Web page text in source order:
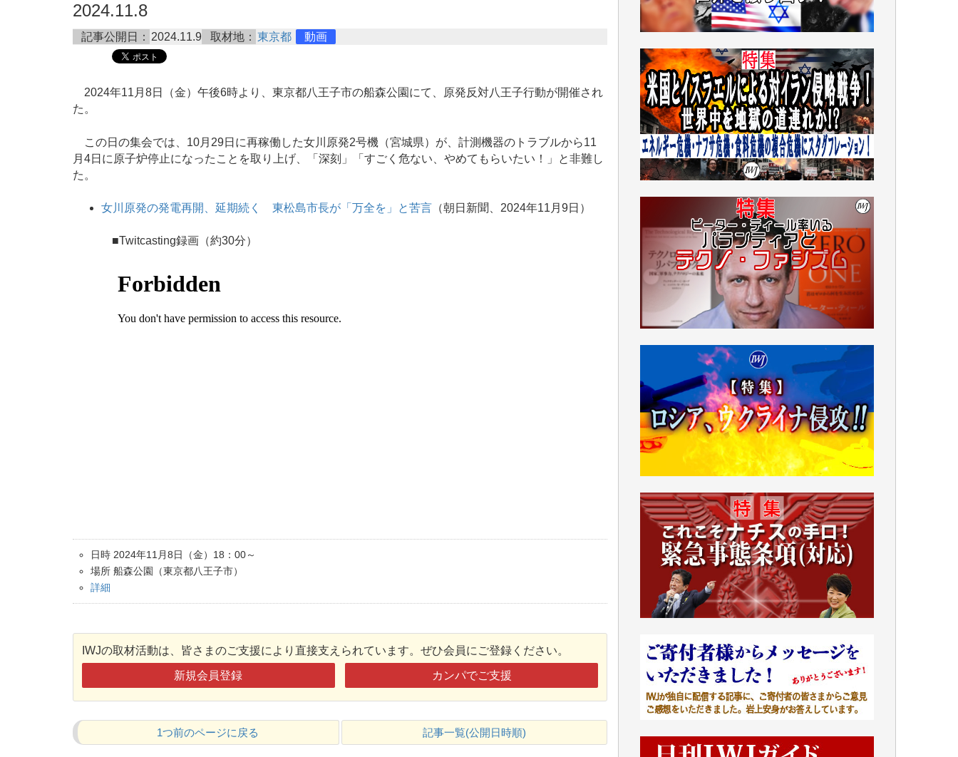
2024.11.8
記事公開日： 2024.11.9 取材地： 東京都 動画
2024年11月8日（金）午後6時より、東京都八王子市の船森公園にて、原発反対八王子行動が開催され
た。
この日の集会では、10月29日に再稼働した女川原発2号機（宮城県）が、計測機器のトラブルから11
月4日に原子炉停止になったことを取り上げ、「深刻」「すごく危ない、やめてもらいたい！」と非難し
た。
女川原発の発電再開、延期続く 東松島市長が「万全を」と苦言 （朝日新聞、2024年11月9日）
■Twitcasting録画（約30分）
日時 2024年11月8日（金）18：00～
場所 船森公園（東京都八王子市）
詳細
IWJの取材活動は、皆さまのご支援により直接支えられています。ぜひ会員にご登録ください。
新規会員登録 カンパでご支援
1つ前のページに戻る 記事一覧(公開日時順)